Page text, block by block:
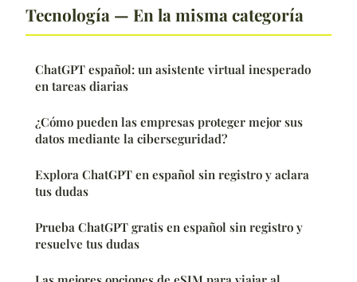
Tecnología — En la misma categoría
ChatGPT español: un asistente virtual inesperado
en tareas diarias
¿Cómo pueden las empresas proteger mejor sus
datos mediante la ciberseguridad?
Explora ChatGPT en español sin registro y aclara
tus dudas
Prueba ChatGPT gratis en español sin registro y
resuelve tus dudas